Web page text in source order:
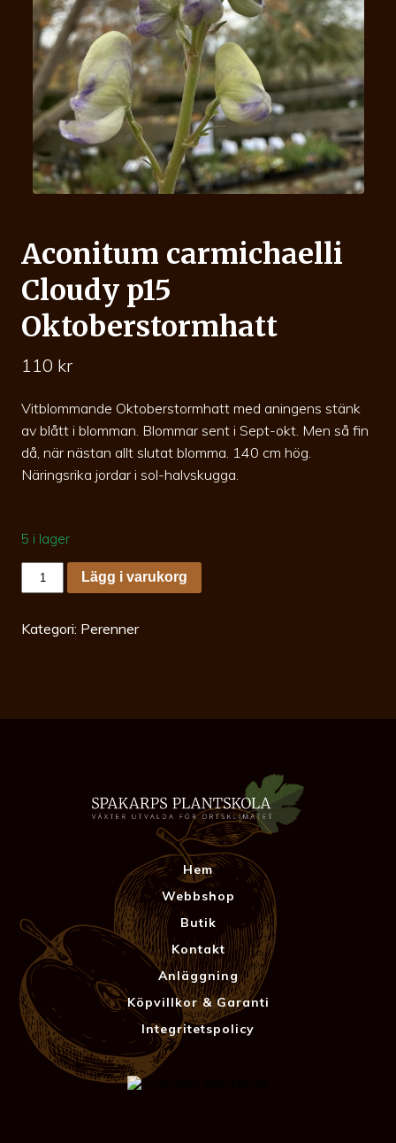
Aconitum carmichaelli
Cloudy p15
Oktoberstormhatt
110 kr
Vitblommande Oktoberstormhatt med aningens stänk
av blått i blomman. Blommar sent i Sept-okt. Men så fin
då, när nästan allt slutat blomma. 140 cm hög.
Näringsrika jordar i sol-halvskugga.
5 i lager
Aconitum
carmichaelli
Cloudy
Oktoberstormhatt
mängd
Lägg i varukorg
Kategori: Perenner
Hem
Webbshop
Butik
Kontakt
Anläggning
Köpvillkor & Garanti
Integritetspolicy